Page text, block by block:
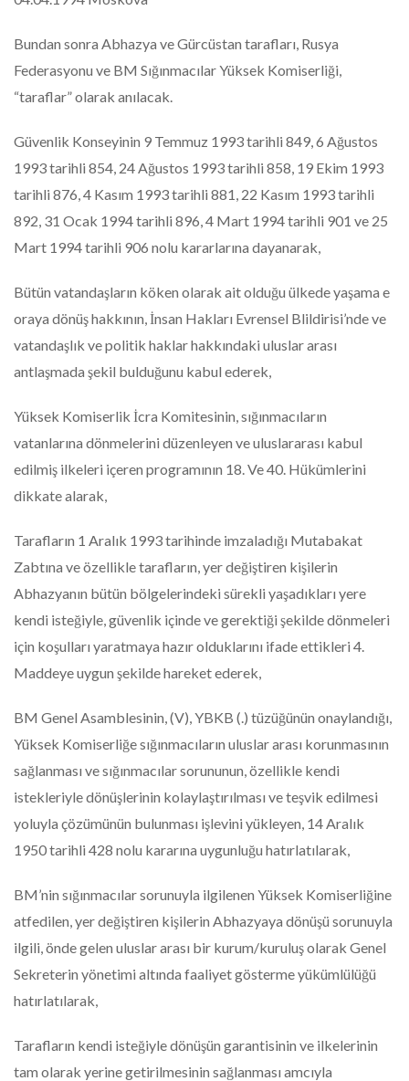
Bundan sonra Abhazya ve Gürcüstan tarafları, Rusya
Federasyonu ve BM Sığınmacılar Yüksek Komiserliği,
“taraflar” olarak anılacak.
Güvenlik Konseyinin 9 Temmuz 1993 tarihli 849, 6 Ağustos
1993 tarihli 854, 24 Ağustos 1993 tarihli 858, 19 Ekim 1993
tarihli 876, 4 Kasım 1993 tarihli 881, 22 Kasım 1993 tarihli
892, 31 Ocak 1994 tarihli 896, 4 Mart 1994 tarihli 901 ve 25
Mart 1994 tarihli 906 nolu kararlarına dayanarak,
Bütün vatandaşların köken olarak ait olduğu ülkede yaşama e
oraya dönüş hakkının, İnsan Hakları Evrensel Blildirisi’nde ve
vatandaşlık ve politik haklar hakkındaki uluslar arası
antlaşmada şekil bulduğunu kabul ederek,
Yüksek Komiserlik İcra Komitesinin, sığınmacıların
vatanlarına dönmelerini düzenleyen ve uluslararası kabul
edilmiş ilkeleri içeren programının 18. Ve 40. Hükümlerini
dikkate alarak,
Tarafların 1 Aralık 1993 tarihinde imzaladığı Mutabakat
Zabtına ve özellikle tarafların, yer değiştiren kişilerin
Abhazyanın bütün bölgelerindeki sürekli yaşadıkları yere
kendi isteğiyle, güvenlik içinde ve gerektiği şekilde dönmeleri
için koşulları yaratmaya hazır olduklarını ifade ettikleri 4.
Maddeye uygun şekilde hareket ederek,
BM Genel Asamblesinin, (V), YBKB (.) tüzüğünün onaylandığı,
Yüksek Komiserliğe sığınmacıların uluslar arası korunmasının
sağlanması ve sığınmacılar sorununun, özellikle kendi
istekleriyle dönüşlerinin kolaylaştırılması ve teşvik edilmesi
yoluyla çözümünün bulunması işlevini yükleyen, 14 Aralık
1950 tarihli 428 nolu kararına uygunluğu hatırlatılarak,
BM’nin sığınmacılar sorunuyla ilgilenen Yüksek Komiserliğine
atfedilen, yer değiştiren kişilerin Abhazyaya dönüşü sorunuyla
ilgili, önde gelen uluslar arası bir kurum/kuruluş olarak Genel
Sekreterin yönetimi altında faaliyet gösterme yükümlülüğü
hatırlatılarak,
Tarafların kendi isteğiyle dönüşün garantisinin ve ilkelerinin
tam olarak yerine getirilmesinin sağlanması amcıyla